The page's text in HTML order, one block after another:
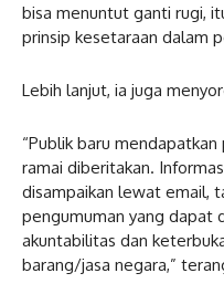
bisa menuntut ganti rugi,
prinsip kesetaraan dalam
Lebih lanjut, ia juga
“Publik baru
ramai diberitakan.
disampaikan lewat email,
pengumuman yang dapat
akuntabilitas dan
barang/jasa negara,”